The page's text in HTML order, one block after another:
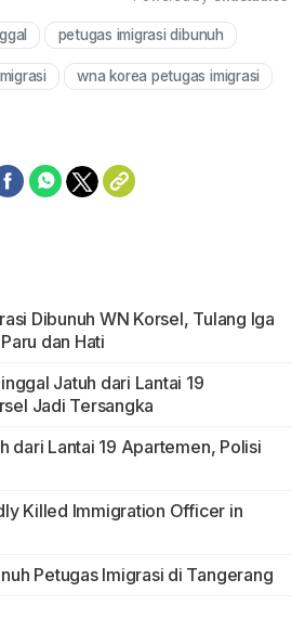
Mute
petugas imigrasi dibunuh
wna korea petugas imigrasi
Dibunuh WN Korsel, Tulang Iga
dan Hati
Jatuh dari Lantai 19
Jadi Tersangka
dari Lantai 19 Apartemen, Polisi
Killed Immigration Officer in
Petugas Imigrasi di Tangerang